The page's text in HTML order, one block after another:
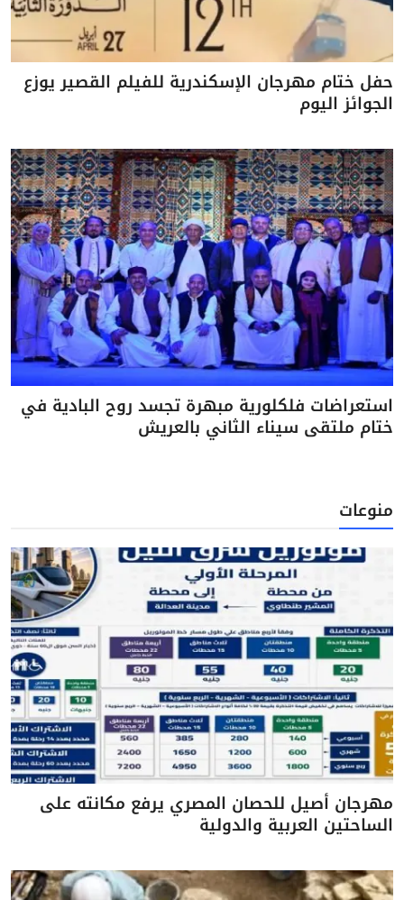
حفل ختام مهرجان الإسكندرية للفيلم القصير يوزع
الجوائز اليوم
استعراضات فلكلورية مبهرة تجسد روح البادية في
ختام ملتقى سيناء الثاني بالعريش
منوعات
مهرجان أصيل للحصان المصري يرفع مكانته على
الساحتين العربية والدولية